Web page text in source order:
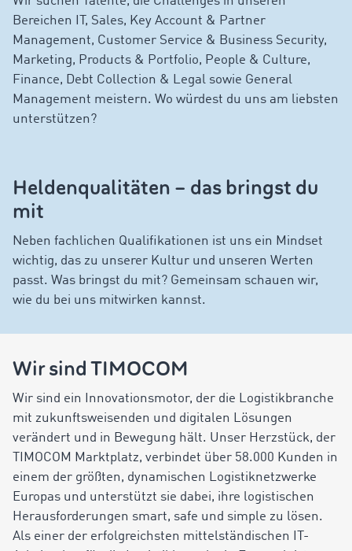
Bereichen IT, Sales, Key Account & Partner
Management, Customer Service & Business Security,
Marketing, Products & Portfolio, People & Culture,
Finance, Debt Collection & Legal sowie General
Management meistern. Wo würdest du uns am liebsten
unterstützen?
Heldenqualitäten – das bringst du
mit
Neben fachlichen Qualifikationen ist uns ein Mindset
wichtig, das zu unserer Kultur und unseren Werten
passt. Was bringst du mit? Gemeinsam schauen wir,
wie du bei uns mitwirken kannst.
Wir sind TIMOCOM
Wir sind ein Innovationsmotor, der die Logistikbranche
mit zukunftsweisenden und digitalen Lösungen
verändert und in Bewegung hält. Unser Herzstück, der
TIMOCOM Marktplatz, verbindet über 58.000 Kunden in
einem der größten, dynamischen Logistiknetzwerke
Europas und unterstützt sie dabei, ihre logistischen
Herausforderungen smart, safe und simple zu lösen.
Als einer der erfolgreichsten mittelständischen IT-